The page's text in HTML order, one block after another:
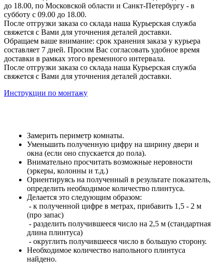
до 18.00, по Московской области и Санкт-Петербургу - в
субботу с 09.00 до 18.00.
После отгрузки заказа со склада наша Курьерская служба
свяжется с Вами для уточнения деталей доставки.
Обращаем ваше внимание: срок хранения заказа у курьера
составляет 7 дней. Просим Вас согласовать удобное время
доставки в рамках этого временного интервала.
После отгрузки заказа со склада наша Курьерская служба
свяжется с Вами для уточнения деталей доставки.
Инструкции по монтажу
Замерить периметр комнаты.
Уменьшить полученную цифру на ширину двери и
окна (если оно спускается до пола).
Внимательно просчитать возможные неровности
(эркеры, колонны и т.д.)
Ориентируясь на полученный в результате показатель,
определить необходимое количество плинтуса.
Делается это следующим образом:
- к полученной цифре в метрах, прибавить 1,5 - 2 м
(про запас)
- разделить получившееся число на 2,5 м (стандартная
длина плинтуса)
- округлить получившееся число в большую сторону.
Необходимое количество напольного плинтуса
найдено.